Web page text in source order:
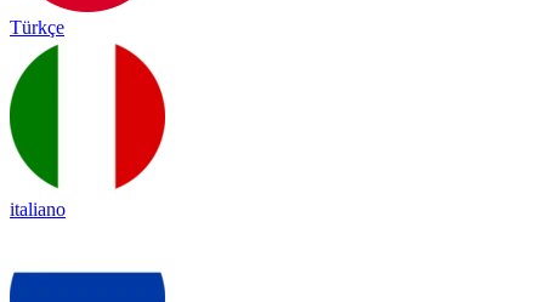
Türkçe
italiano